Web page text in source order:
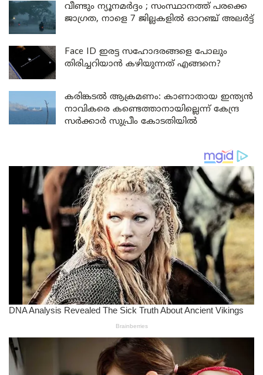
വീണ്ടും ന്യൂനമർദ്ദം ; സംസ്ഥാനത്ത് പരക്കെ
ജാഗ്രത, നാളെ 7 ജില്ലകളിൽ ഓറഞ്ച് അലർട്ട്
Face ID ഇരട്ട സഹോദരങ്ങളെ പോലും
തിരിച്ചറിയാൻ കഴിയുന്നത് എങ്ങനെ?
കരിങ്കടൽ ആക്രമണം: കാണാതായ ഇന്ത്യൻ
നാവികരെ കണ്ടെത്താനായില്ലെന്ന് കേന്ദ്ര
സർക്കാർ സുപ്രീം കോടതിയിൽ